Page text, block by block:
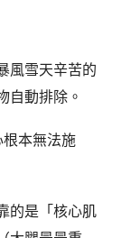
風雪天辛苦的
自動排除。
根本無法施
的是「核心肌